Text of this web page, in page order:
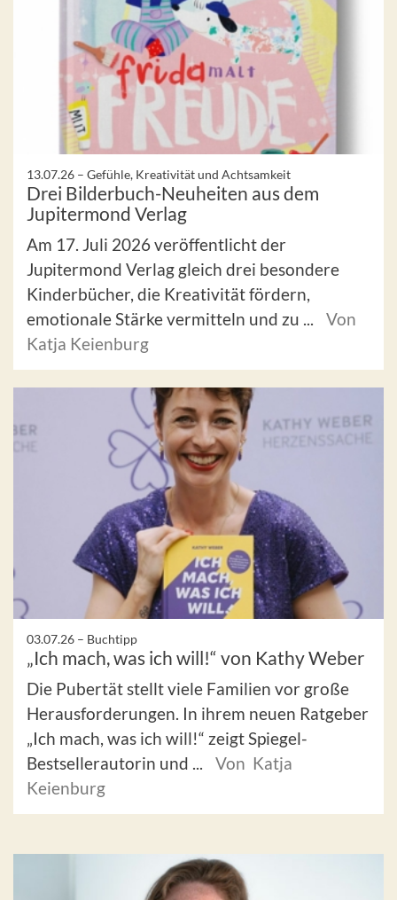
13.07.26 – Gefühle, Kreativität und Achtsamkeit
Drei Bilderbuch-Neuheiten aus dem
Jupitermond Verlag
Am 17. Juli 2026 veröffentlicht der
Jupitermond Verlag gleich drei besondere
Kinderbücher, die Kreativität fördern,
emotionale Stärke vermitteln und zu ...
Von
Katja Keienburg
03.07.26 – Buchtipp
„Ich mach, was ich will!“ von Kathy Weber
Die Pubertät stellt viele Familien vor große
Herausforderungen. In ihrem neuen Ratgeber
„Ich mach, was ich will!“ zeigt Spiegel-
Bestsellerautorin und ...
Von Katja
Keienburg